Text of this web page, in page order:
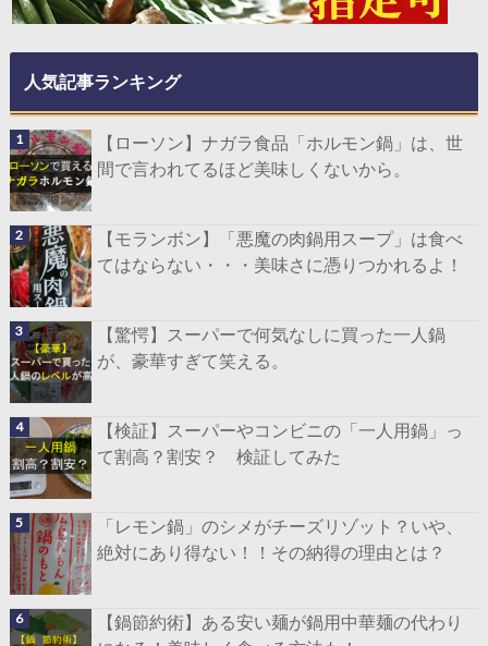
人気記事ランキング
【ローソン】ナガラ食品「ホルモン鍋」は、世
間で言われてるほど美味しくないから。
【モランボン】「悪魔の肉鍋用スープ」は食べ
てはならない・・・美味さに憑りつかれるよ！
【驚愕】スーパーで何気なしに買った一人鍋
が、豪華すぎて笑える。
【検証】スーパーやコンビニの「一人用鍋」っ
て割高？割安？ 検証してみた
「レモン鍋」のシメがチーズリゾット？いや、
絶対にあり得ない！！その納得の理由とは？
【鍋節約術】ある安い麺が鍋用中華麺の代わり